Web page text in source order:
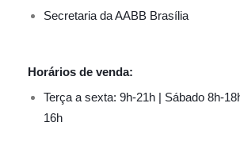
Secretaria da AABB Brasília
Horários de venda:
Terça a sexta: 9h-21h | Sábado 8h-
16h